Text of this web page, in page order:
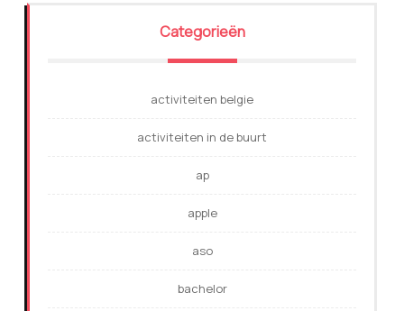
Categorieën
activiteiten belgie
activiteiten in de buurt
ap
apple
aso
bachelor